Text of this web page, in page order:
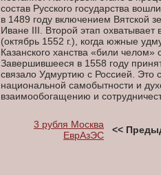
состав Русского государства
в 1489 году включением Вятской
Иване III. Второй этап
(октябрь 1552 г.), когда южные
Казанского ханства «били
Завершившееся в 1558 году
связало Удмуртию с Россией. Это
национальной самобытности и
взаимообогащению и
3 рубля Moсква
ЕврАзЭС
<<